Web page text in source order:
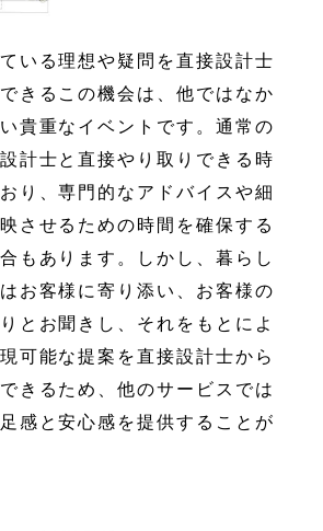
いる理想や疑問を直接設計士
きるこの機会は、他ではなか
貴重なイベントです。通常の
計士と直接やり取りできる時
り、専門的なアドバイスや細
させるための時間を確保する
もあります。しかし、暮らし
お客様に寄り添い、お客様の
とお聞きし、それをもとによ
可能な提案を直接設計士から
きるため、他のサービスでは
感と安心感を提供することが